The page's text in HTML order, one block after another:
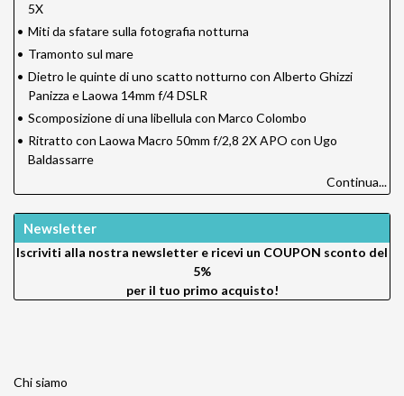
5X
• Miti da sfatare sulla fotografia notturna
• Tramonto sul mare
• Dietro le quinte di uno scatto notturno con Alberto Ghizzi
Panizza e Laowa 14mm f/4 DSLR
• Scomposizione di una libellula con Marco Colombo
• Ritratto con Laowa Macro 50mm f/2,8 2X APO con Ugo
Baldassarre
Continua...
Newsletter
Iscriviti alla nostra newsletter e ricevi un COUPON sconto del
5%
per il tuo primo acquisto!
Chi siamo